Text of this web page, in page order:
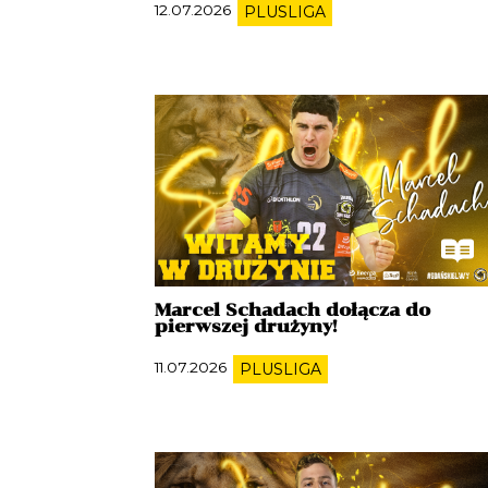
12.07.2026 PLUSLIGA
Marcel Schadach dołącza do
pierwszej drużyny!
11.07.2026 PLUSLIGA